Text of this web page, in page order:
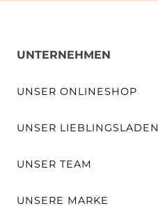
UNTERNEHMEN
UNSER ONLINESHOP
UNSER LIEBLINGSLADEN
UNSER TEAM
UNSERE MARKE